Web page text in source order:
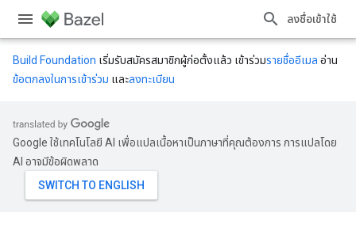
ลงชื่อเข้าใช้
Build Foundation เริ่มรับสมัครสมาชิกผู้ก่อตั้งแล้ว เข้าร่วมรายชื่ออีเมล อ่าน
ข้อตกลงในการเข้าร่วม และลงทะเบียน
Google ใช้เทคโนโลยี AI เพื่อแปลเนื้อหาเป็นภาษาที่คุณต้องการ การแปลโดย
AI อาจมีข้อผิดพลาด